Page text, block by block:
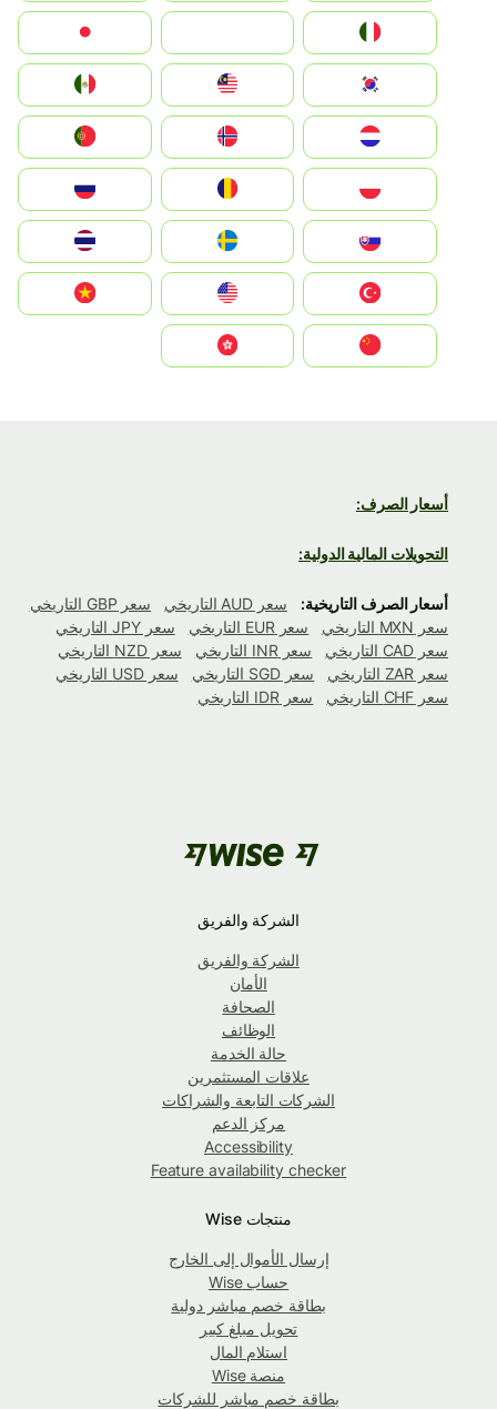
South Korea
Nederland
Portugal
România
Slovensko
United States
Vietnam
أسعار الصرف:
التحويلات المالية الدولية:
أسعار الصرف التاريخية: سعر AUD التاريخي
سعر GBP التاريخي
سعر MXN التاريخي
سعر EUR التاريخي
سعر JPY التاريخي
سعر CAD التاريخي
سعر INR التاريخي
سعر NZD التاريخي
سعر ZAR التاريخي
سعر SGD التاريخي
سعر USD التاريخي
سعر CHF التاريخي
سعر IDR التاريخي
الشركة والفريق
الشركة والفريق
الأمان
الصحافة
الوظائف
حالة الخدمة
علاقات المستثمرين
الشركات التابعة والشراكات
مركز الدعم
Accessibility
Feature availability checker
منتجات Wise
إرسال الأموال إلى الخارج
حساب Wise
بطاقة خصم مباشر دولية
تحويل مبلغ كبير
استلام المال
منصة Wise
بطاقة خصم مباشر للشركات